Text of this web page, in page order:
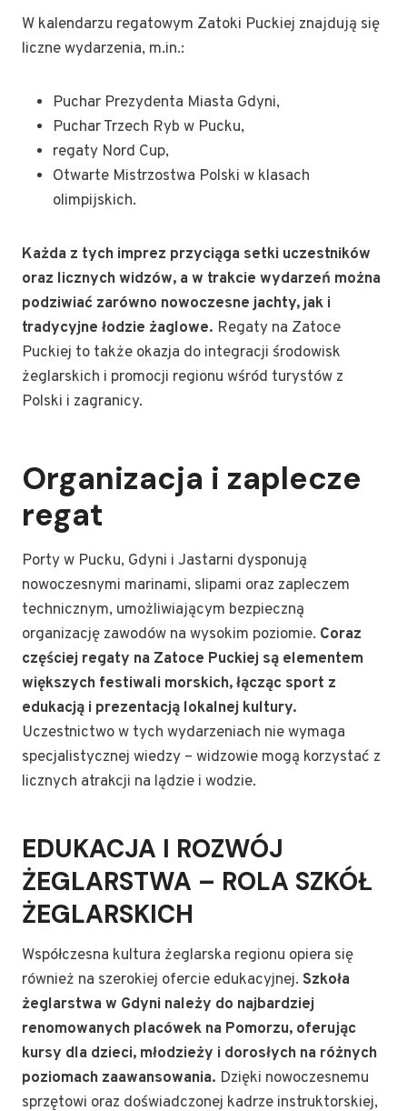
W kalendarzu regatowym Zatoki Puckiej znajdują się
liczne wydarzenia, m.in.:
Puchar Prezydenta Miasta Gdyni,
Puchar Trzech Ryb w Pucku,
regaty Nord Cup,
Otwarte Mistrzostwa Polski w klasach
olimpijskich.
Każda z tych imprez przyciąga setki uczestników
oraz licznych widzów, a w trakcie wydarzeń można
podziwiać zarówno nowoczesne jachty, jak i
tradycyjne łodzie żaglowe. Regaty na Zatoce
Puckiej to także okazja do integracji środowisk
żeglarskich i promocji regionu wśród turystów z
Polski i zagranicy.
Organizacja i zaplecze
regat
Porty w Pucku, Gdyni i Jastarni dysponują
nowoczesnymi marinami, slipami oraz zapleczem
technicznym, umożliwiającym bezpieczną
organizację zawodów na wysokim poziomie. Coraz
częściej regaty na Zatoce Puckiej są elementem
większych festiwali morskich, łącząc sport z
edukacją i prezentacją lokalnej kultury.
Uczestnictwo w tych wydarzeniach nie wymaga
specjalistycznej wiedzy – widzowie mogą korzystać z
licznych atrakcji na lądzie i wodzie.
EDUKACJA I ROZWÓJ
ŻEGLARSTWA – ROLA SZKÓŁ
ŻEGLARSKICH
Współczesna kultura żeglarska regionu opiera się
również na szerokiej ofercie edukacyjnej. Szkoła
żeglarstwa w Gdyni należy do najbardziej
renomowanych placówek na Pomorzu, oferując
kursy dla dzieci, młodzieży i dorosłych na różnych
poziomach zaawansowania. Dzięki nowoczesnemu
sprzętowi oraz doświadczonej kadrze instruktorskiej,